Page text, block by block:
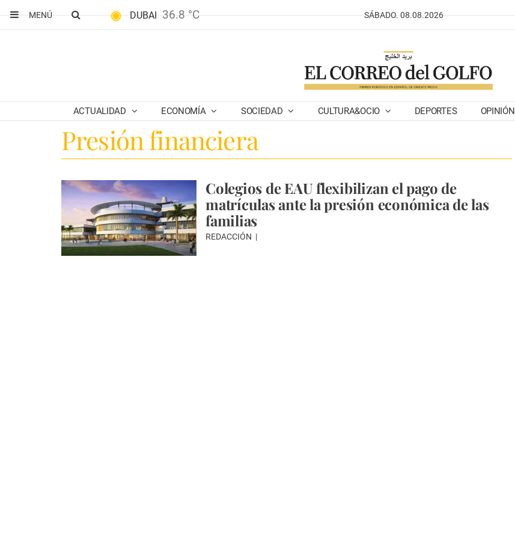
MENÚ
DUBAI 36.8 °C SÁBADO. 08.08.2026
ACTUALIDAD ECONOMÍA SOCIEDAD CULTURA&OCIO DEPORTES OPINIÓN
Presión financiera
Colegios de EAU flexibilizan el pago de
matrículas ante la presión económica de las
familias
REDACCIÓN